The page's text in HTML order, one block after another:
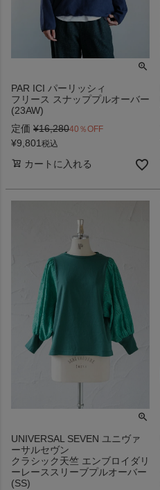
PAR ICI パーリッシィ
フリース スナッププルオーバー
(23AW)
定価 ¥16,28040％OFF
¥9,801税込
カートに入れる
UNIVERSAL SEVEN ユニヴァ
ーサルセヴン
クラシック天竺 エンブロイダリ
ーレーススリーブプルオーバー
(SS)